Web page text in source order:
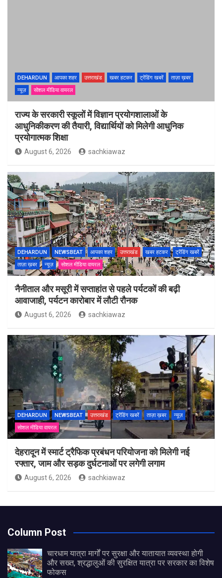
DEHARDUN आपका शहर उत्तराखंड खबर हटकर ट्रेंडिंग खबरें
ताज़ा ख़बर
न्यूज़
सोशल मीडिया वायरल
राज्य के सरकारी स्कूलों में विज्ञान प्रयोगशालाओं के
आधुनिकीकरण की तैयारी, विद्यार्थियों को मिलेगी आधुनिक
प्रयोगात्मक शिक्षा
August 6, 2026 sachkiawaz
DEHARDUN NEWSBEAT आपका शहर उत्तराखंड खबर हटकर
ट्रेंडिंग खबरें
ताज़ा ख़बर
न्यूज़ सोशल मीडिया वायरल
नैनीताल और मसूरी में सप्ताहांत से पहले पर्यटकों की बढ़ी
आवाजाही, पर्यटन कारोबार में लौटी रौनक
August 6, 2026 sachkiawaz
DEHARDUN NEWSBEAT उत्तराखंड ट्रेंडिंग खबरें ताज़ा ख़बर
न्यूज़
सोशल मीडिया वायरल
देहरादून में स्मार्ट ट्रैफिक प्रबंधन परियोजना को मिलेगी नई
रफ्तार, जाम और सड़क दुर्घटनाओं पर लगेगी लगाम
August 6, 2026 sachkiawaz
Column Post
चारधाम यात्रा मार्गों पर सुरक्षा और यातायात व्यवस्था होगी
और सख्त, श्रद्धालुओं की सुरक्षित यात्रा पर सरकार का विशेष
फोकस